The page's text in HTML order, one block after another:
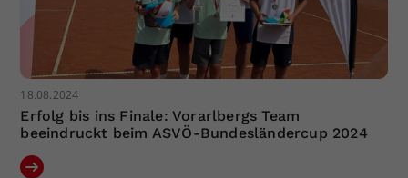
18.08.2024
Erfolg bis ins Finale: Vorarlbergs Team
beeindruckt beim ASVÖ-Bundesländercup 2024